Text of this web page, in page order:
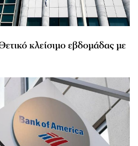
κλείσιμο εβδομάδας με